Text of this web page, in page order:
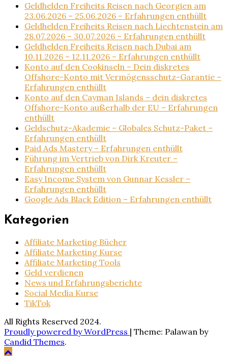
Geldhelden Freiheits Reisen nach Georgien am
23.06.2026 – 25.06.2026 – Erfahrungen enthüllt
Geldhelden Freiheits Reisen nach Liechtenstein am
28.07.2026 – 30.07.2026 – Erfahrungen enthüllt
Geldhelden Freiheits Reisen nach Dubai am
10.11.2026 – 12.11.2026 – Erfahrungen enthüllt
Konto auf den Cookinseln – Dein diskretes
Offshore-Konto mit Vermögensschutz-Garantie –
Erfahrungen enthüllt
Konto auf den Cayman Islands – dein diskretes
Offshore-Konto außerhalb der EU – Erfahrungen
enthüllt
Geldschutz-Akademie – Globales Schutz-Paket –
Erfahrungen enthüllt
Paid Ads Mastery – Erfahrungen enthüllt
Führung im Vertrieb von Dirk Kreuter –
Erfahrungen enthüllt
Easy Income System von Gunnar Kessler –
Erfahrungen enthüllt
Google Ads Black Edition – Erfahrungen enthüllt
Kategorien
Affiliate Marketing Bücher
Affiliate Marketing Kurse
Affiliate Marketing Tools
Geld verdienen
News und Erfahrungsberichte
Social Media Kurse
TikTok
All Rights Reserved 2024.
Proudly powered by WordPress | Theme: Palawan by
Candid Themes.